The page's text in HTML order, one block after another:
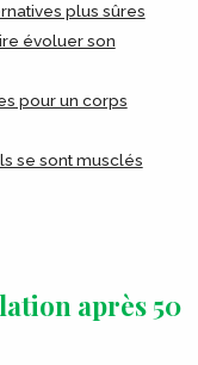
plus sûres
évoluer son
pour un corps
se sont musclés
après 50